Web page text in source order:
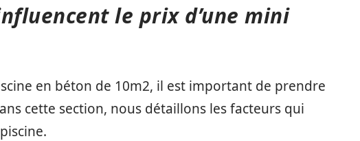
le prix d’une mini
en béton de 10m2, il est important de prendre
cette section, nous détaillons les facteurs qui